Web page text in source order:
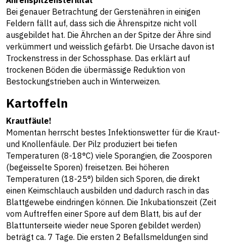
Bei genauer Betrachtung der Gerstenähren in einigen
Feldern fällt auf, dass sich die Ährenspitze nicht voll
ausgebildet hat. Die Ährchen an der Spitze der Ähre sind
verkümmert und weisslich gefärbt. Die Ursache davon ist
Trockenstress in der Schossphase. Das erklärt auf
trockenen Böden die übermässige Reduktion von
Bestockungstrieben auch in Winterweizen.
Kartoffeln
Krautfäule!
Momentan herrscht bestes Infektionswetter für die Kraut-
und Knollenfäule. Der Pilz produziert bei tiefen
Temperaturen (8-18°C) viele Sporangien, die Zoosporen
(begeisselte Sporen) freisetzen. Bei höheren
Temperaturen (18-25°) bilden sich Sporen, die direkt
einen Keimschlauch ausbilden und dadurch rasch in das
Blattgewebe eindringen können. Die Inkubationszeit (Zeit
vom Auftreffen einer Spore auf dem Blatt, bis auf der
Blattunterseite wieder neue Sporen gebildet werden)
beträgt ca. 7 Tage. Die ersten 2 Befallsmeldungen sind